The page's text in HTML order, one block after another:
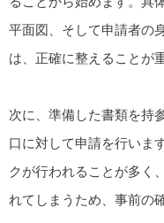
平面図、そして申請者の
は、正確に整えることが
次に、準備した書類を持
口に対して申請を行いま
クが行われることが多く
れてしまうため、事前の